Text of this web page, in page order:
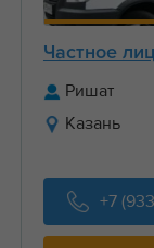
Частное
Ришат
Казань
+7